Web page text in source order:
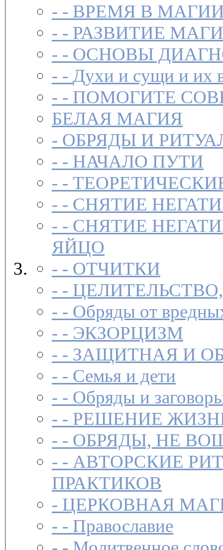
- - ВРЕМЯ В
- - РАЗВИТИЕ
- - ОСНОВЫ
- - Духи и сущи и их
- - ПОМОГИТЕ
БЕЛАЯ МАГИЯ
- ОБРЯДЫ И
- - НАЧАЛО ПУТИ
- -
- - СНЯТИЕ
- - СНЯТИЕ
ЯЙЦО
- - ОТЧИТКИ
- -
- - Обряды от
- - ЭКЗОРЦИЗМ
- - ЗАЩИТНАЯ И
- - Семья и дети
- - Обряды и
- - РЕШЕНИЕ
- - ОБРЯДЫ, НЕ
- - АВТОРСКИЕ
ПРАКТИКОВ
- ЦЕРКОВНАЯ
- - Православие